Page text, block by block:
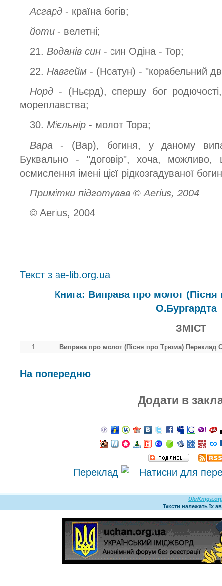
Асгард - країна богів;
йоти - велетні;
21. Воданів син - син Одіна - Тор;
22. Навгейм - (Ноатун) - "корабельний
Норд - (Ньєрд), спершу бог
мореплавства;
30. Мієльнір - молот Тора;
Вара - (Вар), богиня, у даному
Буквально - "договір", хоча, можливо,
осмислення імені цієї рідкозгадуваної
Примітки підготував © Aerius, 2004
© Aerius, 2004
Текст з ae-lib.org.ua
Книга: Виправа про молот
О.Бургардта
ЗМІСТ
1. Виправа про молот (Пісня про Трюма) Переклад
На попередню
Додати в
Переклад
Тексти належать їх